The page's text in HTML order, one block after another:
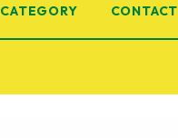
CATEGORY CONTACT